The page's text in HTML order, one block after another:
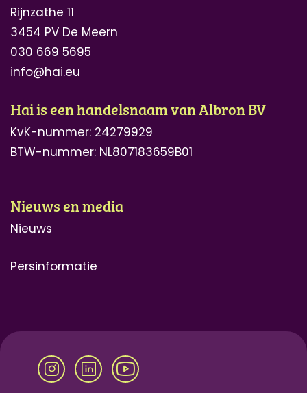
Rijnzathe 11
3454 PV De Meern
030 669 5695
info@hai.eu
Hai is een handelsnaam van Albron BV
KvK-nummer: 24279929
BTW-nummer: NL807183659B01
Nieuws en media
Nieuws
Persinformatie